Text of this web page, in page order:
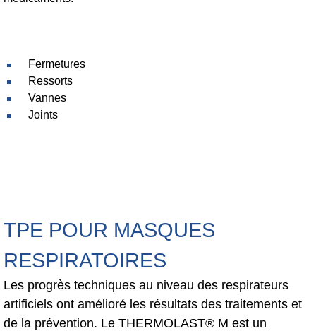
Fermetures
Ressorts
Vannes
Joints
TPE POUR MASQUES
RESPIRATOIRES
Les progrès techniques au niveau des respirateurs
artificiels ont amélioré les résultats des traitements et
de la prévention. Le THERMOLAST® M est un